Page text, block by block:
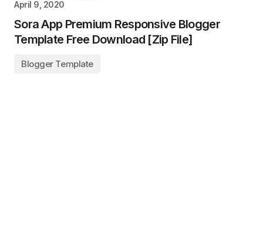
April 9, 2020
Sora App Premium Responsive Blogger
Template Free Download [Zip File]
Blogger Template